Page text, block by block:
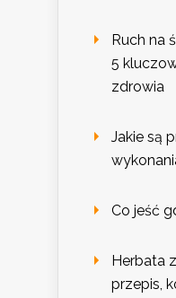
Ruch na
5
zdrowia
Jakie są
Co jeść
Herbata
przepis,